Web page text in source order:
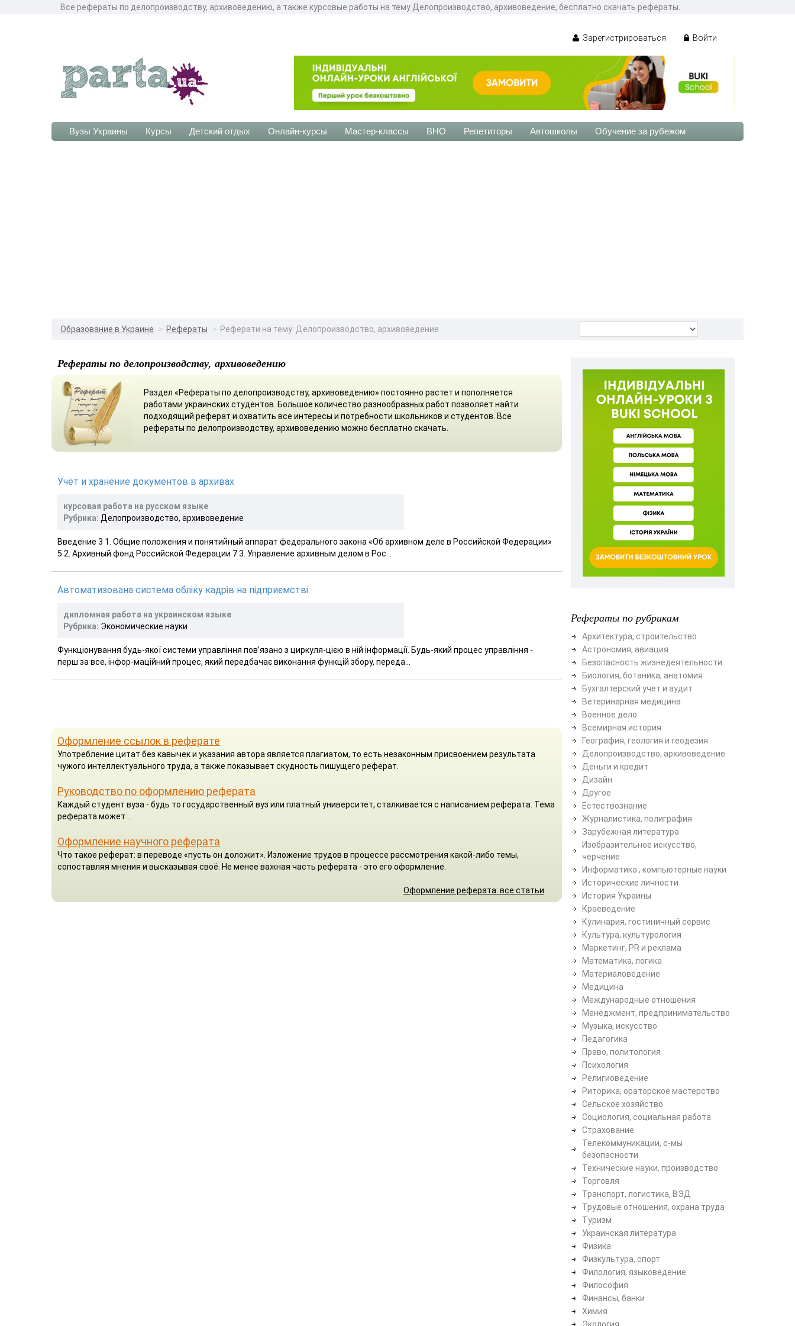
Все рефераты по делопроизводству, архивоведению, а также курсовые работы на тему Делопроизводство, архивоведение, бесплатно скачать рефераты.
Зарегистрироваться Войти
Вузы Украины Курсы Детский отдых Онлайн-курсы Мастер-классы ВНО Репетиторы Автошколы Обучение за рубежом
Образование в Украине Рефераты Реферати на тему: Делопроизводство, архивоведение
Рефераты по делопроизводству, архивоведению
Раздел «Рефераты по делопроизводству, архивоведению» постоянно растет и пополняется
работами украинских студентов. Большое количество разнообразных работ позволяет найти
подходящий реферат и охватить все интересы и потребности школьников и студентов. Все
рефераты по делопроизводству, архивоведению можно бесплатно скачать.
Учёт и хранение документов в архивах
курсовая работа на русском языке
Рубрика: Делопроизводство, архивоведение
Введение 3 1. Общие положения и понятийный аппарат федерального закона «Об архивном деле в Российской Федерации»
5 2. Архивный фонд Российской Федерации 7 3. Управление архивным делом в Рос...
Автоматизована система обліку кадрів на підприємстві
дипломная работа на украинском языке
Рубрика: Экономические науки
Функціонування будь-якої системи управління пов’язано з циркуля-цією в ній інформації. Будь-який процес управління -
перш за все, інфор-маційний процес, який передбачає виконання функцій збору, переда...
Оформление ссылок в реферате
Употребление цитат без кавычек и указания автора является плагиатом, то есть незаконным присвоением результата
чужого интеллектуального труда, а также показывает скудность пишущего реферат.
Руководство по оформлению реферата
Каждый студент вуза - будь то государственный вуз или платный университет, сталкивается с написанием реферата. Тема
реферата может ...
Оформление научного реферата
Что такое реферат: в переводе «пусть он доложит». Изложение трудов в процессе рассмотрения какой-либо темы,
сопоставляя мнения и высказывая своё. Не менее важная часть реферата - это его оформление.
Оформление реферата: все статьи
Рефераты по рубрикам
Архитектура, строительство
Астрономия, авиация
Безопасность жизнедеятельности
Биология, ботаника, анатомия
Бухгалтерский учет и аудит
Ветеринарная медицина
Военное дело
Всемирная история
География, геология и геодезия
Делопроизводство, архивоведение
Деньги и кредит
Дизайн
Другое
Естествознание
Журналистика, полиграфия
Зарубежная литература
Изобразительное искусство,
черчение
Информатика , компьютерные науки
Исторические личности
История Украины
Краеведение
Кулинария, гостиничный сервис
Культура, культурология
Маркетинг, PR и реклама
Математика, логика
Материаловедение
Медицина
Международные отношения
Менеджмент, предпринимательство
Музыка, искусство
Педагогика
Право, политология
Психология
Религиоведение
Риторика, ораторское мастерство
Сельское хозяйство
Социология, социальная работа
Страхование
Телекоммуникации, с-мы
безопасности
Технические науки, производство
Торговля
Транспорт, логистика, ВЭД
Трудовые отношения, охрана труда
Туризм
Украинская литература
Физика
Физкультура, спорт
Филология, языковедение
Философия
Финансы, банки
Химия